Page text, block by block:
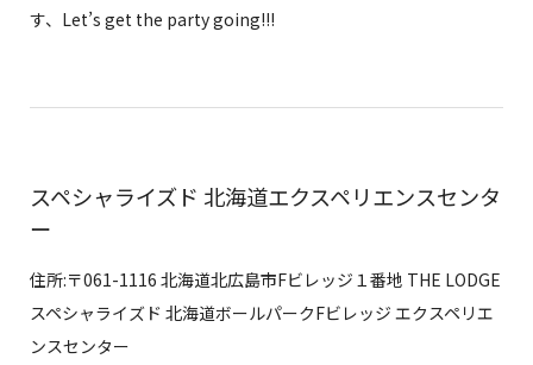
す、Let’s get the party going!!!
スペシャライズド 北海道エクスペリエンスセンタ
ー
住所:〒061-1116 北海道北広島市Fビレッジ１番地 THE LODGE
スペシャライズド 北海道ボールパークFビレッジ エクスペリエ
ンスセンター